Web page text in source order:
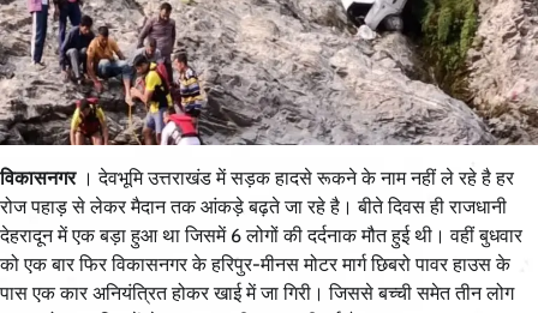
विकासनगर। देवभूमि उत्तराखंड में सड़क हादसे रूकने के नाम नहीं ले रहे है हर
रोज पहाड़ से लेकर मैदान तक आंकड़े बढ़ते जा रहे है। बीते दिवस ही राजधानी
देहरादून में एक बड़ा हुआ था जिसमें 6 लोगों की दर्दनाक मौत हुई थी। वहीं बुधवार
को एक बार फिर विकासनगर के हरिपुर-मीनस मोटर मार्ग छिबरो पावर हाउस के
पास एक कार अनियंत्रित होकर खाई में जा गिरी। जिससे बच्ची समेत तीन लोग